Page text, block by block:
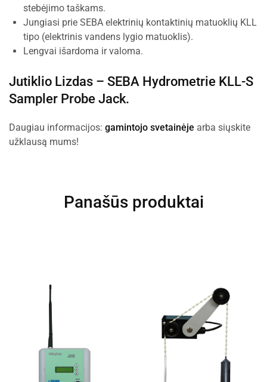
stebėjimo taškams.
Jungiasi prie SEBA elektrinių kontaktinių matuoklių KLL
tipo (elektrinis vandens lygio matuoklis).
Lengvai išardoma ir valoma.
Jutiklio Lizdas – SEBA Hydrometrie KLL-S
Sampler Probe Jack.
Daugiau informacijos: gamintojo svetainėje arba siųskite
užklausą mums!
Panašūs produktai